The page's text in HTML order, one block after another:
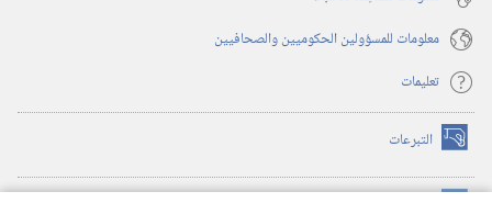
معلومات للمسؤولين الحكوميين والصحافيين
تعليمات
التبرعات (يفتح
نافذة